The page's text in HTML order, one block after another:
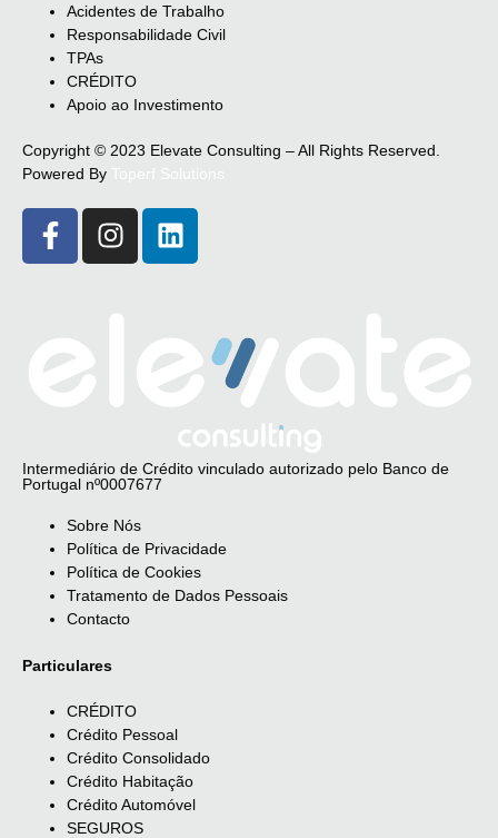
Acidentes de Trabalho
Responsabilidade Civil
TPAs
CRÉDITO
Apoio ao Investimento
Copyright © 2023 Elevate Consulting – All Rights Reserved.
Powered By
Intermediário de Crédito vinculado autorizado pelo Banco de
Portugal nº0007677
Sobre Nós
Política de Privacidade
Política de Cookies
Tratamento de Dados Pessoais
Contacto
Particulares
CRÉDITO
Crédito Pessoal
Crédito Consolidado
Crédito Habitação
Crédito Automóvel
SEGUROS